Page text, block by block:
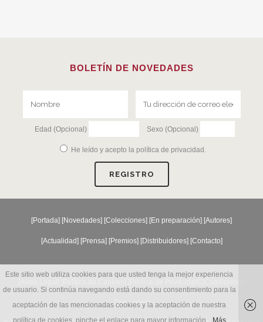
BOLETÍN DE NOVEDADES
Edad (Opcional) Sexo (Opcional)
He leído y acepto la política de privacidad .
[Portada] [Novedades] [Colecciones] [En preparación] [Autores]
[Actualidad] [Prensa] [Premios] [Distribuidores] [Contacto]
Generales ]
Este sitio web utiliza cookies para que usted tenga la mejor experiencia
de usuario. Si continúa navegando está dando su consentimiento para la
aceptación de las mencionadas cookies y la aceptación de nuestra
política de cookies, pinche el enlace para mayor información.
Más